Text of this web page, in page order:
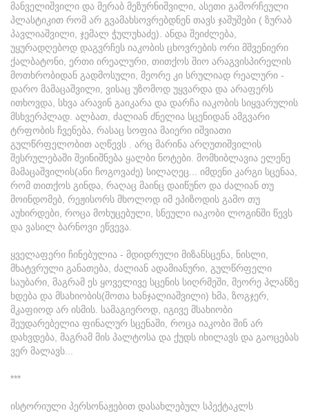
მანველიშვილი და მერაბ მეზურნიშვილი, ასეთი გამორჩეული
პლასტიკით რომ არ გვამახსოვრებდნენ თავს ჯაშუშები ( ზურაბ
პავლიაშვილი, ჯემალ ჭულუხაძე). ანდა შეიძლება,
უყურადღებოდ დაგვრჩეს იაკობის ცხოვრების ორი მშვენიერი
ქალბატონი, ერთი ირეალური, თითქოს შიო არაგვისპირელის
მოთხრობიდან გადმოსული, მეორე კი სრულიად რეალური -
დარო მამაცაშვილი, ვისაც უზომოდ უყვარდა და არაფერს
ითხოვდა, სხვა არავინ გაიკარა და დარჩა იაკობის სიყვარულის
მსხვერპლად. ალბათ, ძალიან ძნელია სცენიდან ამგვარი
ტრფობის ჩვენება, რასაც სოფია მაიერი იშვიათი
გულწრფელობით აღწევს . არც მარინა არღუთიშვილის
შესრულებაში შეინიშნება ყალბი ნოტები. მომხიბლავია ელენე
მამაცაშვილის(ანი ჩოგოვაძე) სილაღეც... იმდენი კარგი სცენაა,
რომ თითქოს გინდა, რაღაც მაინც დაიწუნო და ძალიან თუ
მოინდომებ, რეჟისორს მხოლოდ იმ ეპიზოდის გამო თუ
აუხირდები, როცა მოხუცებული, სნეული იაკობი ლოგინში წევს
და ვასილ ბარნოვი ეწვევა.
ყველაფერი ჩინებულია - მდიდრული მიზანსცენა, ნისლი,
მხატვრული განათება, ძალიან ადამიანური, გულწრფელი
საუბარი, მაგრამ ეს ყოველივე სცენის სიღრმეში, მეორე პლანზე
ხდება და მსახიობის(შოთა ხანჯალიაშვილი) ხმა, ზოგჯერ,
მკაფიოდ არ ისმის. სამაგიეროდ, იგივე მსახიობი
შეუდარებელია ფინალურ სცენაში, როცა იაკობი შინ არ
დახვდება, მაგრამ მის პალტოსა და ქუდს იხილავს და გაოცებას
ვერ მალავს...
***
ისტორიული პერსონაჟებით დასახლებულ სპექტაკლს